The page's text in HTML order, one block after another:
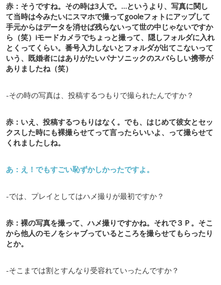
赤：そうですね。その時は3人で。…というより、写真に関し
て当時は今みたいにスマホで撮ってgooleフォトにアップして
手元からはデータを消せば残らないって世の中じゃないですか
ら（笑）iモードカメラでちょっと撮って、隠しフォルダに入れ
とくってくらい。番号入力しないとフォルダが出てこないって
いう、既婚者にはありがたいパナソニックのスバらしい携帯が
ありましたね（笑）
-その時の写真は、投稿するつもりで撮られたんですか？
赤：いえ、投稿するつもりはなく。でも、はじめて彼女とセッ
クスした時にも裸撮らせてって言ったらいいよ、って撮らせて
くれましたしね。
あ：え！でもすごい恥ずかしかったですよ。
-では、プレイとしてはハメ撮りが最初ですか？
赤：裸の写真を撮って、ハメ撮りですかね。それで３Ｐ。そこ
から他人のモノをシャブっているところを撮らせてもらったり
とか。
-そこまでは割とすんなり受容れていったんですか？